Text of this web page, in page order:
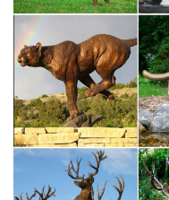
статуэтки…
Фарфоровые статуэтки
дополняются лепкой и
уникален и
Артикул: 19-04.
Фигурки животных из
купить…
Продажа, поиск,
России.Фигурки